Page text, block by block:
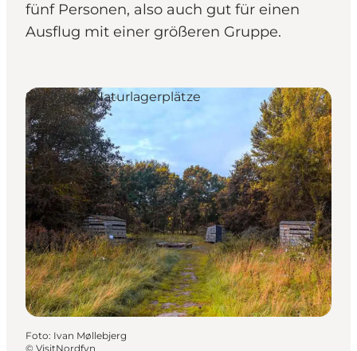
fünf Personen, also auch gut für einen
Ausflug mit einer größeren Gruppe.
Shelters & Naturlagerplätze
Foto: Ivan Møllebjerg
© VisitNordfyn